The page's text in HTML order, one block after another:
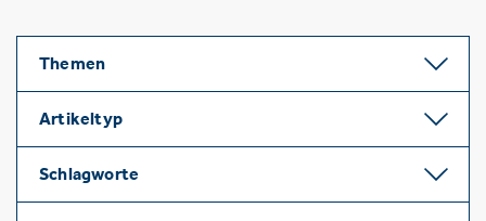
Themen
Artikeltyp
Schlagworte